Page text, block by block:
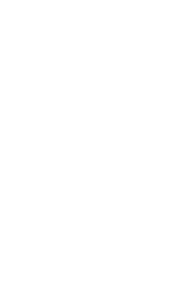
recept
eller ta bort något av